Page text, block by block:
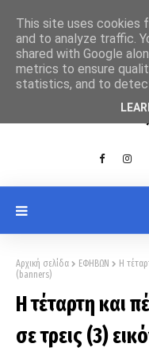
Αρχική σελίδα ΕΦΗΒΩΝ
Η
(banners)
Η τέταρτη και
σε τρεις (3)
This site uses cookies
and to analyze traffic.
shared with Google
metrics to ensure
statistics, and to